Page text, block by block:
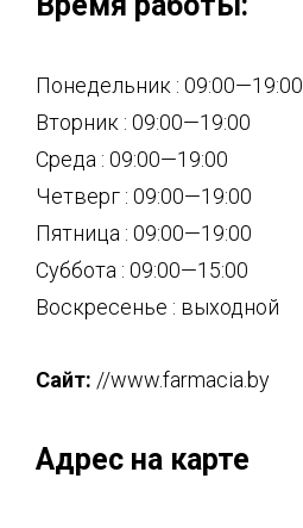
Понедельник : 09:00—19:00
Вторник : 09:00—19:00
Среда : 09:00—19:00
Четверг : 09:00—19:00
Пятница : 09:00—19:00
Суббота : 09:00—15:00
Воскресенье : выходной
Сайт: //www.farmacia.by
Адрес на карте